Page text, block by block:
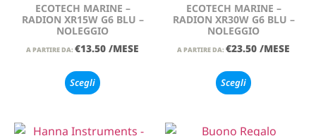
ECOTECH MARINE –
RADION XR15W G6 BLU –
NOLEGGIO
A PARTIRE DA: €13.50 /MESE
Scegli
ECOTECH MARINE –
RADION XR30W G6 BLU –
NOLEGGIO
A PARTIRE DA: €23.50 /MESE
Scegli